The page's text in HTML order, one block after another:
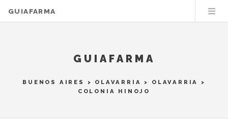
GUIAFARMA
GUIAFARMA
BUENOS AIRES > OLAVARRIA > OLAVARRIA
>
COLONIA HINOJO